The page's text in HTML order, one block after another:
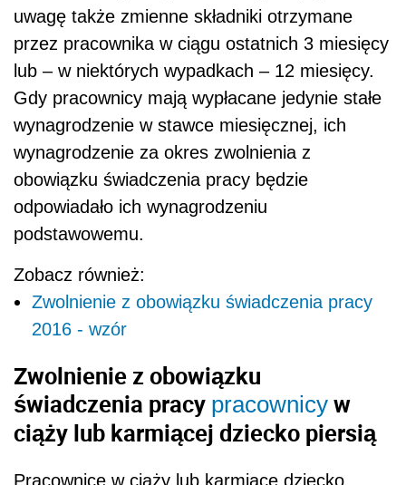
uwagę także zmienne składniki otrzymane
przez pracownika w ciągu ostatnich 3 miesięcy
lub – w niektórych wypadkach – 12 miesięcy.
Gdy pracownicy mają wypłacane jedynie stałe
wynagrodzenie w stawce miesięcznej, ich
wynagrodzenie za okres zwolnienia z
obowiązku świadczenia pracy będzie
odpowiadało ich wynagrodzeniu
podstawowemu.
Zobacz również:
Zwolnienie z obowiązku świadczenia pracy
2016 - wzór
Zwolnienie z obowiązku
świadczenia pracy pracownicy w
ciąży lub karmiącej dziecko piersią
Pracownice w ciąży lub karmiące dziecko